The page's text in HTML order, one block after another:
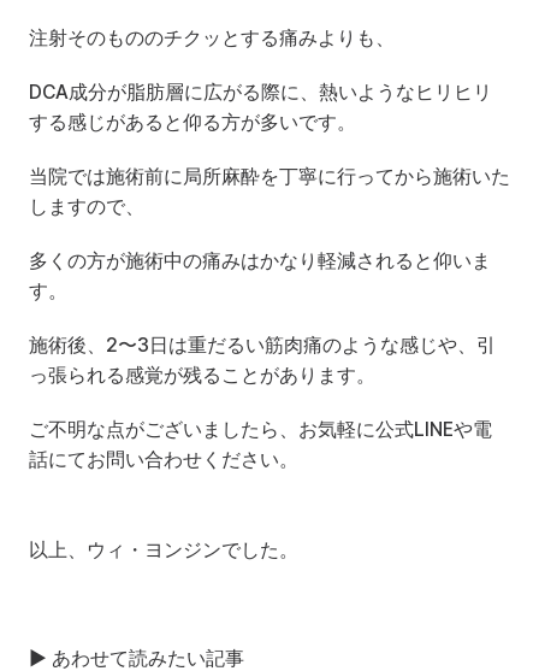
注射そのもののチクッとする痛みよりも、
DCA成分が脂肪層に広がる際に、熱いようなヒリヒリ
する感じがあると仰る方が多いです。
当院では施術前に局所麻酔を丁寧に行ってから施術いた
しますので、
多くの方が施術中の痛みはかなり軽減されると仰いま
す。
施術後、2〜3日は重だるい筋肉痛のような感じや、引
っ張られる感覚が残ることがあります。
ご不明な点がございましたら、お気軽に公式LINEや電
話にてお問い合わせください。
以上、ウィ・ヨンジンでした。
▶ あわせて読みたい記事